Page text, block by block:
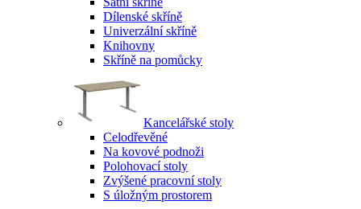
Dílenské skříně
Univerzální skříně
Knihovny
Skříně na pomůcky
Kancelářské stoly
Celodřevěné
Na kovové podnoži
Polohovací stoly
Zvýšené pracovní stoly
S úložným prostorem